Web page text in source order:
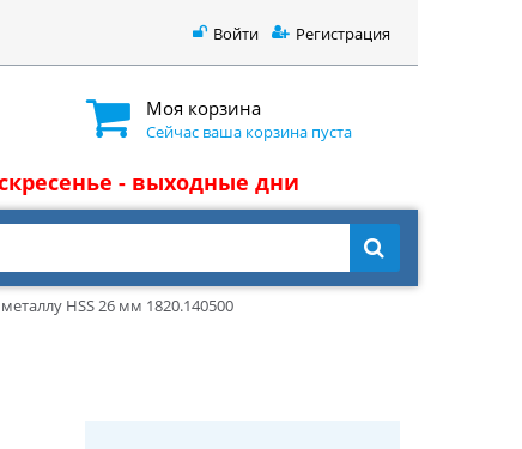
Войти Регистрация
Моя корзина
Сейчас ваша корзина пуста
- выходные дни
HSS 26 мм 1820.140500